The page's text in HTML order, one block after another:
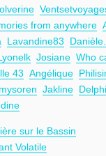
from anywhere
Lavandine83
Josiane Who
43 Angélique
Jakline
sur le Bassin
Volatile